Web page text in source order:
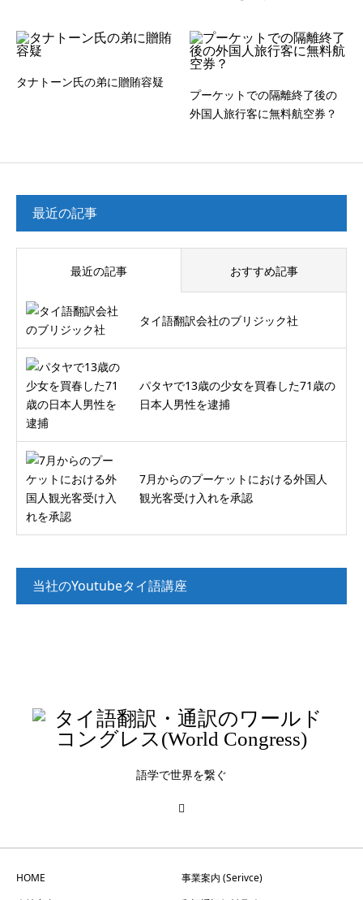
タナトーン氏の弟に贈賄容疑
プーケットでの隔離終了後の
外国人旅行客に無料航空券？
最近の記事
最近の記事 おすすめ記事
タイ語翻訳会社のブリジック社
パタヤで13歳の少女を買春した71歳の
日本人男性を逮捕
7月からのプーケットにおける外国人
観光客受け入れを承認
当社のYoutubeタイ語講座
語学で世界を繋ぐ
HOME
事業案内 (Serivce)